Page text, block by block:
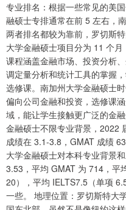
专业排名：根据一些常见的美
融硕士专排通常在前 5 左右，
两者排名都较为靠前，罗切斯
大学金融硕士项目分为 11 个月
课程涵盖金融市场、投资分析
调定量分析和统计工具的掌握
选修课。南加州大学金融硕士
偏向公司金融和投资，选修课
域，能让学生接触更广泛的金
金融硕士不限专业背景，2022
成绩在 3.1-3.8，GMAT 成绩
大学金融硕士对本科专业背景
3.53，平均 GMAT 为 714，平
20），平均 IELTS7.5（单项
一些。 地理位置：罗切斯特大